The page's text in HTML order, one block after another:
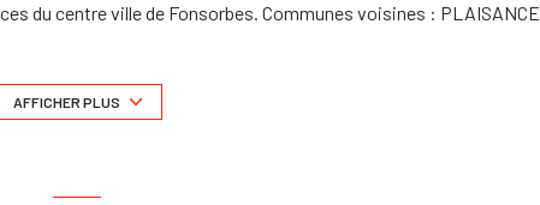
du centre ville de Fonsorbes. Communes voisines : PLAISANCE
exposé sont disponibles sur le site
AFFICHER PLUS